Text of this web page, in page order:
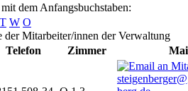
dem Anfangsbuchstaben:
T W O
der Mitarbeiter/innen der Verwaltung
Telefon Zimmer